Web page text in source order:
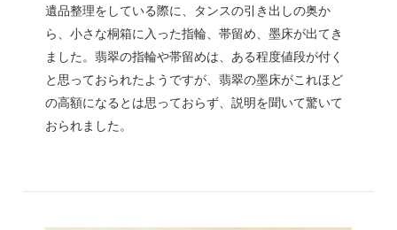
遺品整理をしている際に、タンスの引き出しの奥か
ら、小さな桐箱に入った指輪、帯留め、墨床が出てき
ました。翡翠の指輪や帯留めは、ある程度値段が付く
と思っておられたようですが、翡翠の墨床がこれほど
の高額になるとは思っておらず、説明を聞いて驚いて
おられました。